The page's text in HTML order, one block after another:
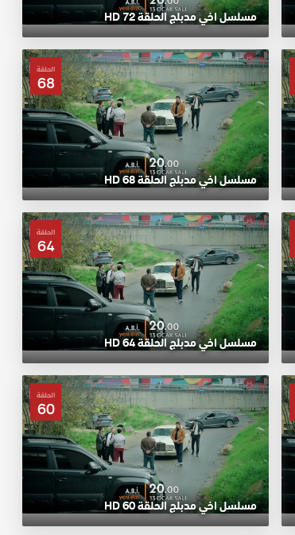
مسلسل اخي مدبلج الحلقة 72 HD
الحلقة
68
مسلسل اخي مدبلج الحلقة 68 HD
الحلقة
64
مسلسل اخي مدبلج الحلقة 64 HD
الحلقة
60
مسلسل اخي مدبلج الحلقة 60 HD